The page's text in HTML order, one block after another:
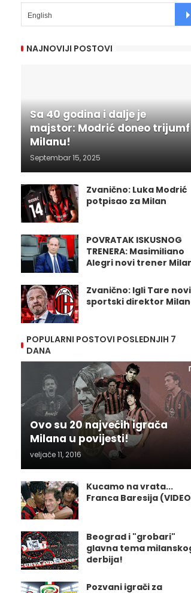
NAJNOVIJI POSTOVI
Sa 40 godina i dalje je
majstor: Modrić doneo trijumf
Milanu!
Septembar 15, 2025
Zvanično: Luka Modrić
potpisao za Milan
POVRATAK ISKUSNOG
TRENERA: Masimiliano
Alegri novi trener
Zvanično: Igli Tare novi
sportski direktor
POPULARNI POSTOVI POSLEDNJIH 7
DANA
Ovo su 20 najvećih igrača
Milana u povijesti!
veljače 11, 2016
Kucamo na vrata...
Franca Baresija
Beograd i "grobari"
glavna tema
derbija!
Pozvani igrači za